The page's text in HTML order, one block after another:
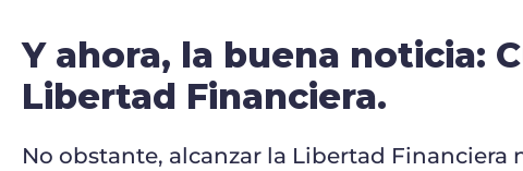
Y ahora, la buena noticia:
Libertad Financiera.
No obstante, alcanzar la Libertad Financiera